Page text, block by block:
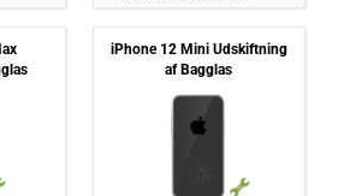
iPhone 12 Mini Udskiftning
af Bagglas